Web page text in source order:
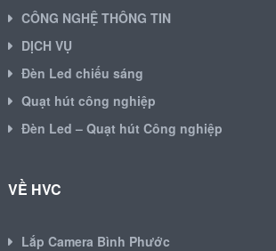
CÔNG NGHỆ THÔNG TIN
DỊCH VỤ
Đèn Led chiếu sáng
Quạt hút công nghiệp
Đèn Led – Quạt hút Công nghiệp
VỀ HVC
Lắp Camera Bình Phước